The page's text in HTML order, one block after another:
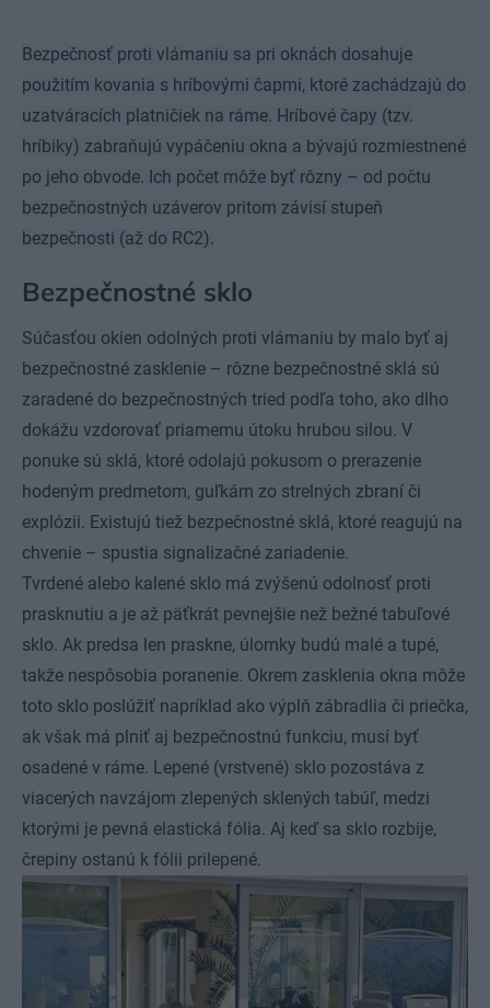
Bezpečnosť proti vlámaniu sa pri oknách dosahuje
použitím kovania s hríbovými čapmi, ktoré zachádzajú do
uzatváracích platničiek na ráme. Hríbové čapy (tzv.
hríbiky) zabraňujú vypáčeniu okna a bývajú rozmiestnené
po jeho obvode. Ich počet môže byť rôzny – od počtu
bezpečnostných uzáverov pritom závisí stupeň
bezpečnosti (až do RC2).
Bezpečnostné sklo
Súčasťou okien odolných proti vlámaniu by malo byť aj
bezpečnostné zasklenie – rôzne bezpečnostné sklá sú
zaradené do bezpečnostných tried podľa toho, ako dlho
dokážu vzdorovať priamemu útoku hrubou silou. V
ponuke sú sklá, ktoré odolajú pokusom o prerazenie
hodeným predmetom, guľkám zo strelných zbraní či
explózii. Existujú tiež bezpečnostné sklá, ktoré reagujú na
chvenie – spustia signalizačné zariadenie.
Tvrdené alebo kalené sklo má zvýšenú odolnosť proti
prasknutiu a je až päťkrát pevnejšie než bežné tabuľové
sklo. Ak predsa len praskne, úlomky budú malé a tupé,
takže nespôsobia poranenie. Okrem zasklenia okna môže
toto sklo poslúžiť napríklad ako výplň zábradlia či priečka,
ak však má plniť aj bezpečnostnú funkciu, musí byť
osadené v ráme. Lepené (vrstvené) sklo pozostáva z
viacerých navzájom zlepených sklených tabúľ, medzi
ktorými je pevná elastická fólia. Aj keď sa sklo rozbije,
črepiny ostanú k fólii prilepené.